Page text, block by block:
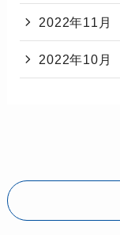
2022年11月
2022年10月